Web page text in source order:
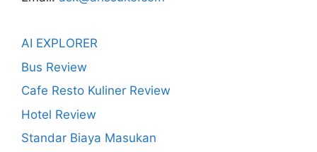
AI EXPLORER
Bus Review
Cafe Resto Kuliner Review
Hotel Review
Standar Biaya Masukan